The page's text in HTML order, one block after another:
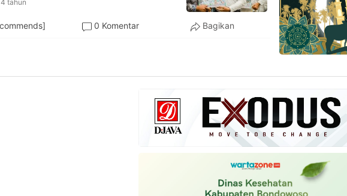
4 tahun
0 Komentar Bagikan